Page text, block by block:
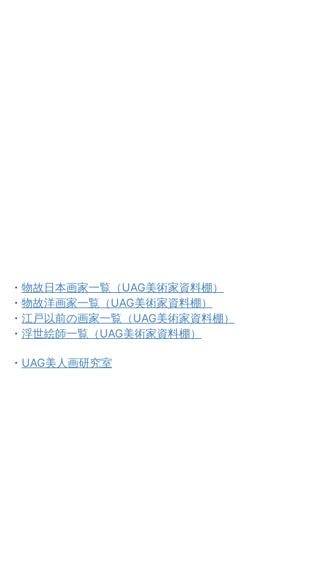
・ 物故日本画家一覧（UAG美術家資料棚）
・ 物故洋画家一覧（UAG美術家資料棚）
・ 江戸以前の画家一覧（UAG美術家資料棚）
・ 浮世絵師一覧（UAG美術家資料棚）
・ UAG美人画研究室